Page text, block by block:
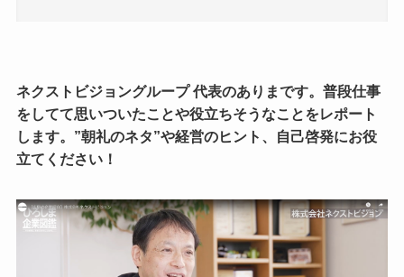
ネクストビジョングループ 代表のありまです。普段仕事
をしてて思いついたことや役立ちそうなことをレポート
します。”朝礼のネタ”や経営のヒント、自己啓発にお役
立てください！